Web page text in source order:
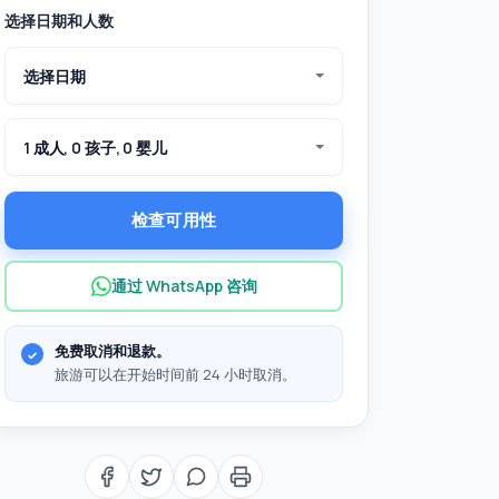
选择日期和人数
选择日期
1 成人, 0 孩子, 0 婴儿
检查可用性
通过 WhatsApp 咨询
免费取消和退款。
旅游可以在开始时间前 24 小时取消。